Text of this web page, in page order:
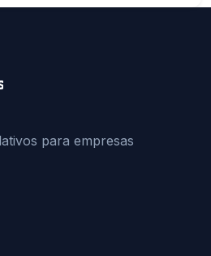
para empresas